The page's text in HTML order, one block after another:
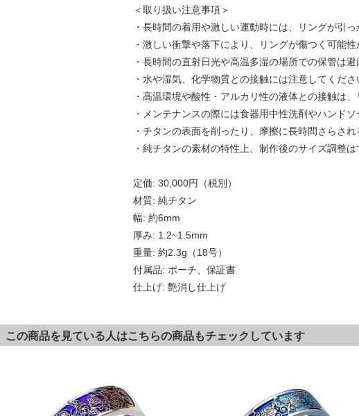
＜取り扱い注意事項＞
・長時間の着用や激しい運動時には、リングが引
・激しい衝撃や落下により、リングが傷つく可能
・長時間の直射日光や高温多湿の場所での保管は避
・水や湿気、化学物質との接触には注意してくださ
・高温環境や酸性・アルカリ性の液体との接触は
・メンテナンスの際には食器用中性洗剤やハンド
・チタンの表面を削ったり、摩擦に長時間さらさ
・純チタンの素材の特性上、制作後のサイズ調整
定価: 30,000円（税別）
材質: 純チタン
幅: 約6mm
厚み: 1.2~1.5mm
重量: 約2.3g（18号）
付属品: ポーチ、保証書
仕上げ: 艶消し仕上げ
この商品を見ている人はこちらの商品もチェックしています